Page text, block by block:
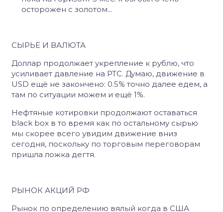
осторожен с золотом...
СЫРЬЕ И ВАЛЮТА
Доллар продолжает укрепление к рублю, что
усиливает давление на РТС. Думаю, движение в
USD ещё не закончено: 0.5% точно далее едем, а
там по ситуации можем и ещё 1%.
Нефтяные котировки продолжают оставаться
black box в то время как по остальному сырью
мы скорее всего увидим движение вниз
сегодня, поскольку по торговым переговорам
пришла ложка дегтя.
РЫНОК АКЦИЙ РФ
Рынок по определению вялый когда в США